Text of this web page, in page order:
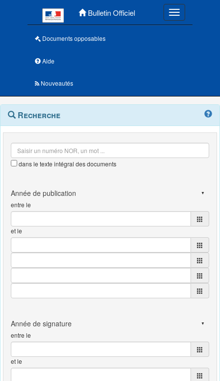
Bulletin Officiel Toggle
Documents opposables
Aide
Nouveautés
Navigation
outils
Menu
contextuel
Recherche
dans le texte intégral des documents
entre le
et le
entre le
et le